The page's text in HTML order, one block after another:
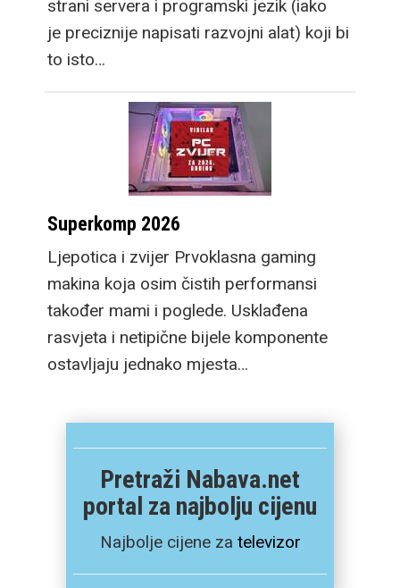
strani servera i programski jezik (iako
je preciznije napisati razvojni alat) koji bi
to isto…
Superkomp 2026
Ljepotica i zvijer Prvoklasna gaming
makina koja osim čistih performansi
također mami i poglede. Usklađena
rasvjeta i netipične bijele komponente
ostavljaju jednako mjesta…
Pretraži Nabava.net
portal za najbolju cijenu
Najbolje cijene za televizor